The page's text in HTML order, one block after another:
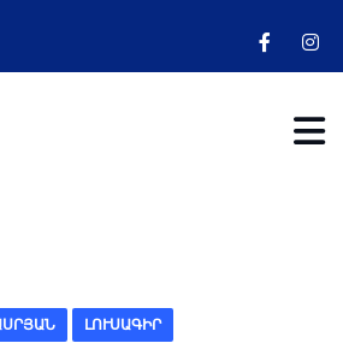
ԼՈՒՍԱԳԻՐ